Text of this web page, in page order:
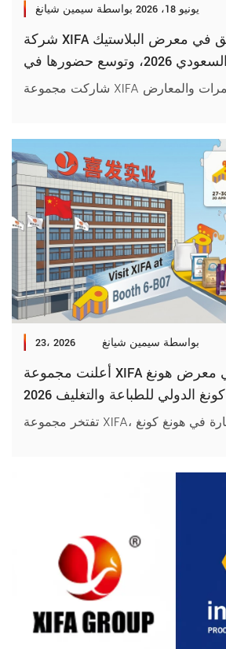
يونيو 18، 2026 بواسطة سيمين شيانغ
شركة XIFA تتألق في معرض البلاستيك
والبتروكيماويات السعودي 2026، وتوسع حضورها في
الشرق الأوسط
23، 2026 بواسطة سيمين شيانغ
أعلنت مجموعة XIFA عن مشاركتها في معرض هونغ
كونغ الدولي للطباعة والتغليف 2026